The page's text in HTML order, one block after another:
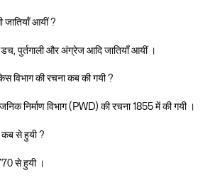
जातियाँ आयीं ?
डच, पुर्तगाली और अंग्रेज आदि जातियाँ आयीं ।
विभाग की रचना कब की गयी ?
निर्माण विभाग (PWD) की रचना 1855 में की गयी ।
से हुयी ?
से हुयी ।